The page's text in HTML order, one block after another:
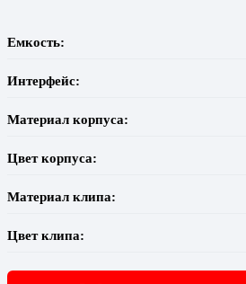
Емкость:
Интерфейс:
Материал корпуса:
Цвет корпуса:
Материал клипа:
Цвет клипа: